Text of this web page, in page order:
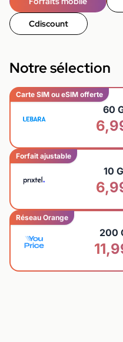
Cdiscount
Notre sélection
Carte SIM ou eSIM offerte
60
Forfait ajustable
10
Réseau Orange
200